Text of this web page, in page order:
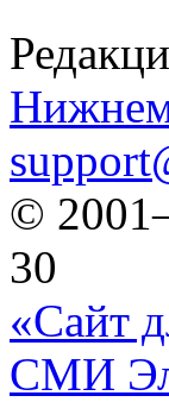
©
30
«Сайт
СМИ Эл